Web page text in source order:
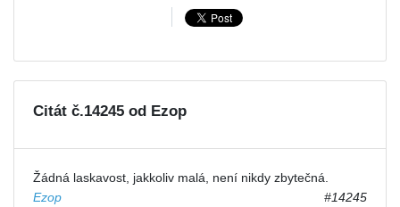
Citát č.14245 od Ezop
Žádná laskavost, jakkoliv malá, není nikdy zbytečná.
Ezop
#14245